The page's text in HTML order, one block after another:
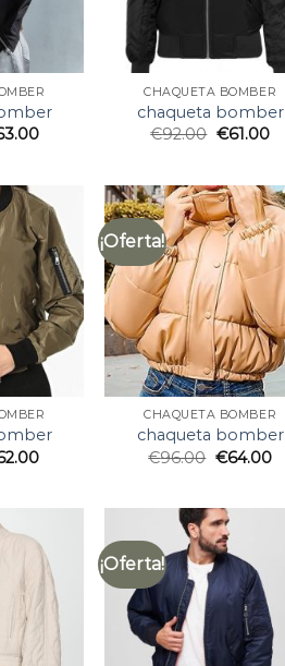
CHAQUETA BOMBER
chaqueta bomber
€92.00 €61.00
¡Oferta!
CHAQUETA BOMBER
chaqueta bomber
€96.00 €64.00
¡Oferta!